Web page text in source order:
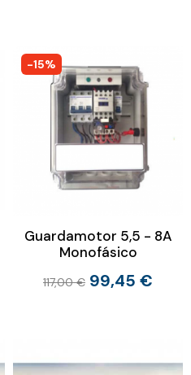
-15%
Guardamotor 5,5 - 8A
Monofásico
117,00 € 99,45 €